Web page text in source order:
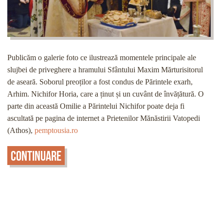
Publicăm o galerie foto ce ilustrează momentele principale ale
slujbei de priveghere a hramului Sfântului Maxim Mărturisitorul
de aseară. Soborul preoților a fost condus de Părintele exarh,
Arhim. Nichifor Horia, care a ținut și un cuvânt de învățătură. O
parte din această Omilie a Părintelui Nichifor poate deja fi
ascultată pe pagina de internet a Prietenilor Mănăstirii Vatopedi
(Athos), pemptousia.ro
Continuare